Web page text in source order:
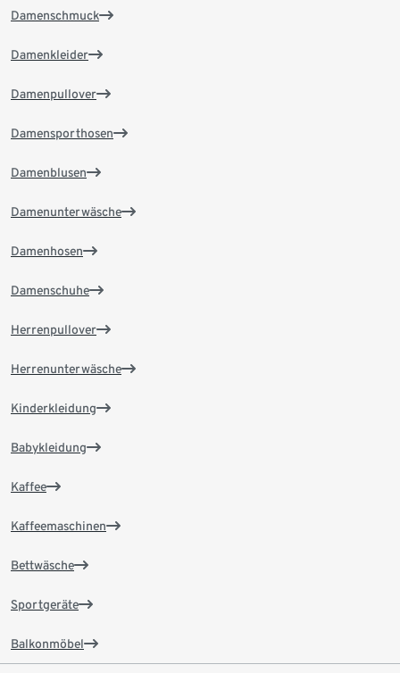
Damenschmuck
Damenkleider
Damenpullover
Damensporthosen
Damenblusen
Damenunterwäsche
Damenhosen
Damenschuhe
Herrenpullover
Herrenunterwäsche
Kinderkleidung
Babykleidung
Kaffee
Kaffeemaschinen
Bettwäsche
Sportgeräte
Balkonmöbel